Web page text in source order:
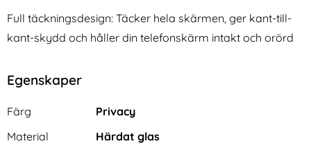
Full täckningsdesign: Täcker hela skärmen, ger kant-till-
kant-skydd och håller din telefonskärm intakt och orörd
Egenskaper
Egenskaper/attribut för denna produkt
Attribut
Färg
Privacy
Material
Härdat glas